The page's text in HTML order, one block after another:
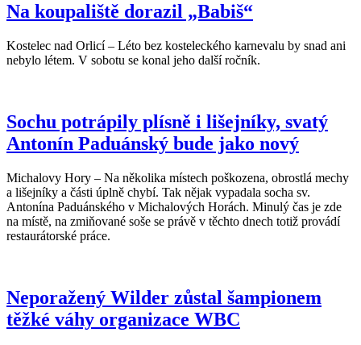
Na koupaliště dorazil „Babiš“
Kostelec nad Orlicí – Léto bez kosteleckého karnevalu by snad ani
nebylo létem. V sobotu se konal jeho další ročník.
Sochu potrápily plísně i lišejníky, svatý
Antonín Paduánský bude jako nový
Michalovy Hory – Na několika místech poškozena, obrostlá mechy
a lišejníky a části úplně chybí. Tak nějak vypadala socha sv.
Antonína Paduánského v Michalových Horách. Minulý čas je zde
na místě, na zmiňované soše se právě v těchto dnech totiž provádí
restaurátorské práce.
Neporažený Wilder zůstal šampionem
těžké váhy organizace WBC